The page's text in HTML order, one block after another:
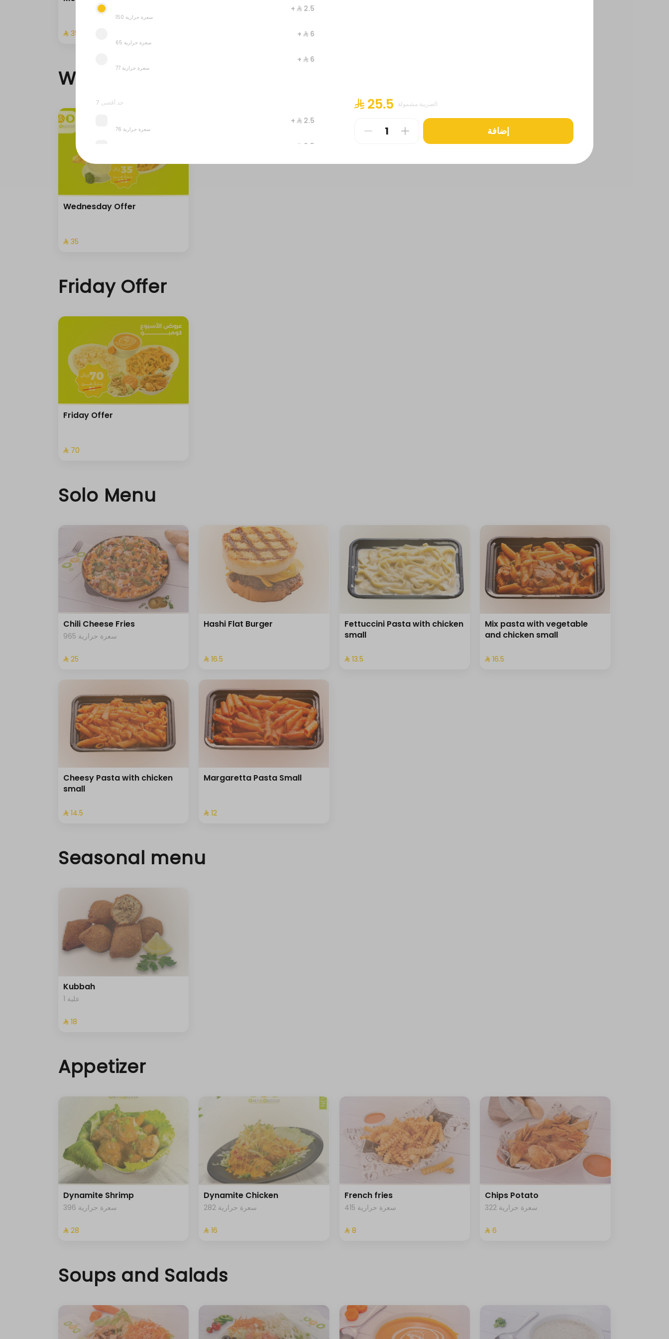
⁨⁦‪‬ 35⁩
Wednesday Offer
Wednesday Offer
⁨⁦‪‬ 35⁩
Friday Offer
Friday Offer
⁨⁦‪‬ 70⁩
Solo Menu
Chili Cheese Fries
965 سعرة حرارية
⁨⁦‪‬ 25⁩
Hashi Flat Burger
⁨⁦‪‬ 16.5⁩
Fettuccini Pasta with chicken
small
⁨⁦‪‬ 13.5⁩
Mix pasta with vegetable
and chicken small
⁨⁦‪‬ 16.5⁩
Cheesy Pasta with chicken
small
⁨⁦‪‬ 14.5⁩
Margaretta Pasta Small
⁨⁦‪‬ 12⁩
Seasonal menu
Kubbah
1 علبة
⁨⁦‪‬ 18⁩
Appetizer
Dynamite Shrimp
396 سعرة حرارية
⁨⁦‪‬ 28⁩
Dynamite Chicken
282 سعرة حرارية
⁨⁦‪‬ 16⁩
French fries
415 سعرة حرارية
⁨⁦‪‬ 8⁩
Chips Potato
322 سعرة حرارية
⁨⁦‪‬ 6⁩
Soups and Salads
+ ⁨⁦‪‬ 2.5⁩
150 سعرة حرارية
+ ⁨⁦‪‬ 6⁩
65 سعرة حرارية
+ ⁨⁦‪‬ 6⁩
77 سعرة حرارية
حد أقصى 7
+ ⁨⁦‪‬ 2.5⁩
76 سعرة حرارية
+ ⁨⁦‪‬ 2.5⁩
95 سعرة حرارية
9 سعرة حرارية
⁨⁦‪‬ 25.5⁩ الضريبة مشمولة
إضافة